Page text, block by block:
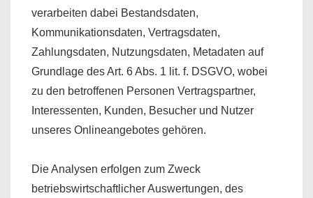
verarbeiten dabei Bestandsdaten,
Kommunikationsdaten, Vertragsdaten,
Zahlungsdaten, Nutzungsdaten, Metadaten auf
Grundlage des Art. 6 Abs. 1 lit. f. DSGVO, wobei
zu den betroffenen Personen Vertragspartner,
Interessenten, Kunden, Besucher und Nutzer
unseres Onlineangebotes gehören.
Die Analysen erfolgen zum Zweck
betriebswirtschaftlicher Auswertungen, des